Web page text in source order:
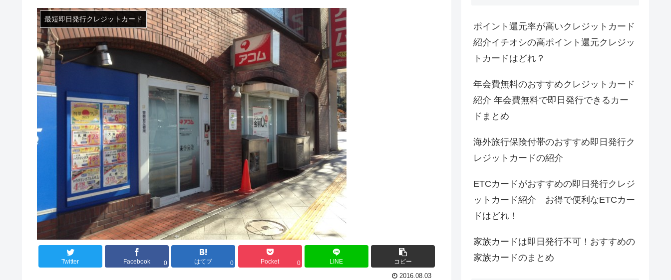
最短即日発行クレジットカード
Twitter Facebook 0 はてブ 0 Pocket 0 LINE コピー
2016.08.03
ポイント還元率が高いクレジットカード
紹介イチオシの高ポイント還元クレジッ
トカードはどれ？
年会費無料のおすすめクレジットカード
紹介 年会費無料で即日発行できるカー
ドまとめ
海外旅行保険付帯のおすすめ即日発行ク
レジットカードの紹介
ETCカードがおすすめの即日発行クレジ
ットカード紹介 お得で便利なETCカー
ドはどれ！
家族カードは即日発行不可！おすすめの
家族カードのまとめ